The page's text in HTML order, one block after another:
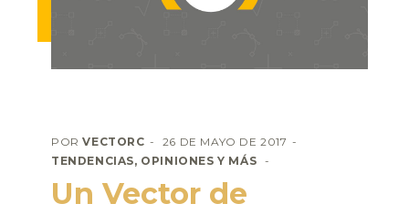
PORVECTORC
26 DE MAYO DE 2017
TENDENCIAS, OPINIONES Y MÁS
Un Vector de